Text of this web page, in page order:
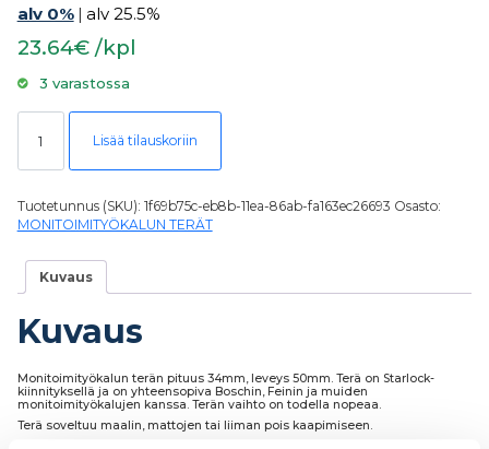
alv 0% | alv 25.5%
23.64€ /kpl
3 varastossa
HELLER Monitoimityökalun kaavintalasta 34x50mm määrä
Lisää tilauskoriin
Tuotetunnus (SKU): 1f69b75c-eb8b-11ea-86ab-fa163ec26693 Osasto:
MONITOIMITYÖKALUN TERÄT
Kuvaus
Kuvaus
Monitoimityökalun terän pituus 34mm, leveys 50mm. Terä on Starlock-
kiinnityksellä ja on yhteensopiva Boschin, Feinin ja muiden
monitoimityökalujen kanssa. Terän vaihto on todella nopeaa.
Terä soveltuu maalin, mattojen tai liiman pois kaapimiseen.